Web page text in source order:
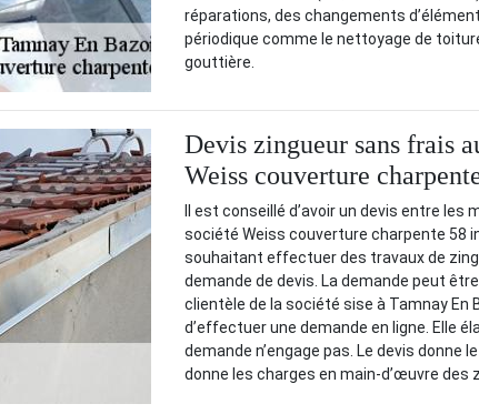
réparations, des changements
périodique comme le nettoyage de
gouttière.
Devis zingueur sans frais
Weiss couverture
Il est conseillé d’avoir un devis entre les
société Weiss couverture charpente 58
souhaitant effectuer des travaux de
demande de devis. La demande peut
clientèle de la société sise à Tamnay En
d’effectuer une demande en ligne. Elle
demande n’engage pas. Le devis donne
donne les charges en main-d’œuvre des